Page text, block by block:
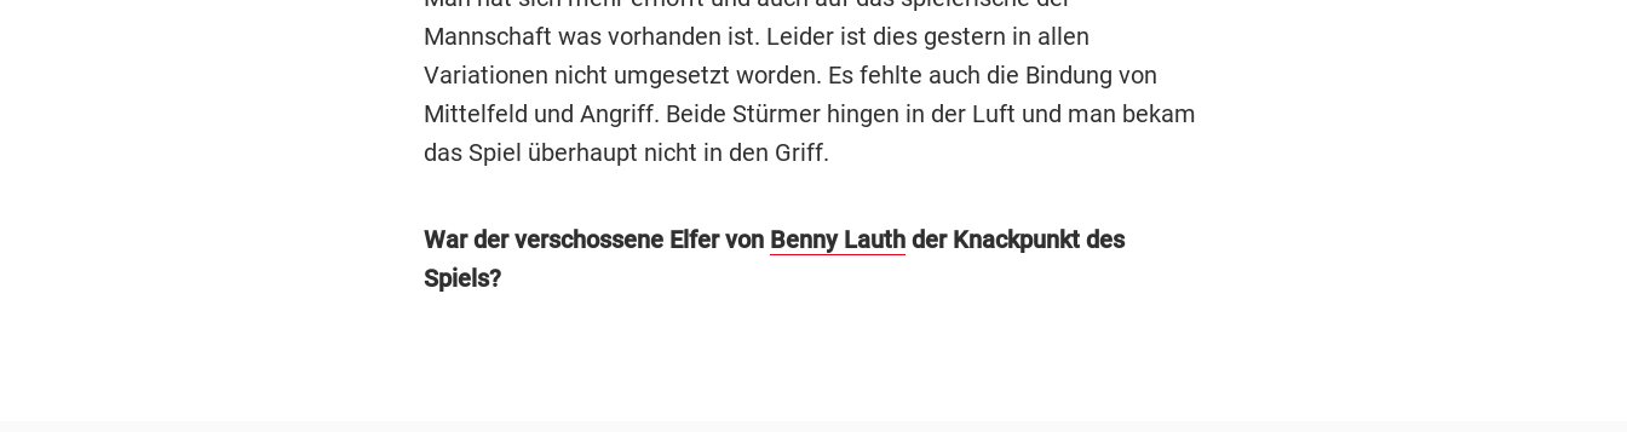
Mannschaft was vorhanden ist. Leider ist dies gestern in allen
Variationen nicht umgesetzt worden. Es fehlte auch die Bindung von
Mittelfeld und Angriff. Beide Stürmer hingen in der Luft und man bekam
das Spiel überhaupt nicht in den Griff.
War der verschossene Elfer von Benny Lauthder Knackpunkt des
Spiels?